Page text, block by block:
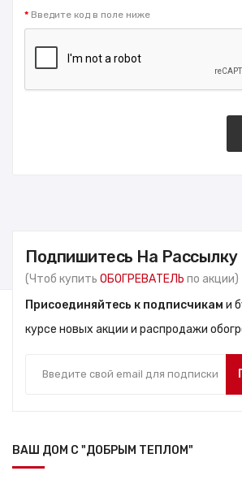
Введите код в поле ниже
Подпишитесь На Рассылку
(Чтоб купить ОБОГРЕВАТЕЛЬ по акции)
Присоединяйтесь к подписчикам и
курсе новых акции и распродажи
ВАШ ДОМ С "ДОБРЫМ ТЕПЛОМ"